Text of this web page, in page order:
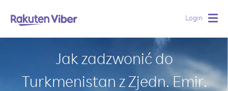
Login
Jak zadzwonić do
Turkmenistan z Zjedn. Emir.